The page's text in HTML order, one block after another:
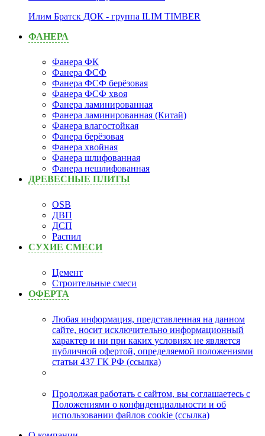
Илим Братск ДОК - группа ILIM TIMBER
ФАНЕРА
Фанера ФК
Фанера ФСФ
Фанера ФСФ берёзовая
Фанера ФСФ хвоя
Фанера ламинированная
Фанера ламинированная (Китай)
Фанера влагостойкая
Фанера берёзовая
Фанера хвойная
Фанера шлифованная
Фанера нешлифованная
ДРЕВЕСНЫЕ ПЛИТЫ
OSB
ДВП
ДСП
Распил
СУХИЕ СМЕСИ
Цемент
Строительные смеси
ОФЕРТА
Любая информация, представленная на данном
сайте, носит исключительно информационный
характер и ни при каких условиях не является
публичной офертой, определяемой положениями
статьи 437 ГК РФ (ссылка)
Продолжая работать с сайтом, вы соглашаетесь с
Положениями о конфиденциальности и об
использовании файлов cookie (ссылка)